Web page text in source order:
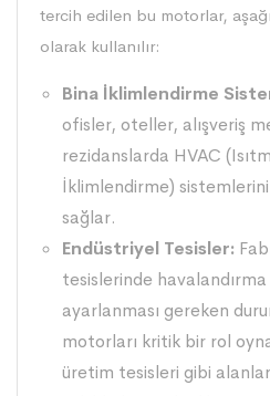
tercih edilen bu motorlar,
olarak kullanılır:
Bina İklimlendirme
ofisler, oteller, alışveriş
rezidanslarda HVAC
İklimlendirme)
sağlar.
Endüstriyel Tesisler:
tesislerinde
ayarlanması gereken
motorları kritik bir rol
üretim tesisleri gibi